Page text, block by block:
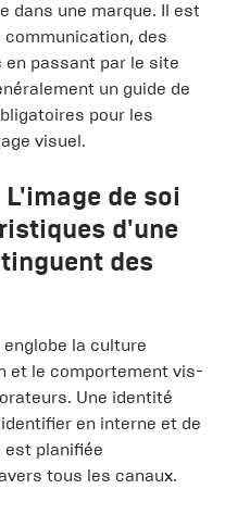
dans une marque. Il est
des
passant par le site
un guide de
pour les
visuel.
de soi
d'une
des
la culture
et le comportement vis-
Une identité
en interne et de
est planifiée
tous les canaux.